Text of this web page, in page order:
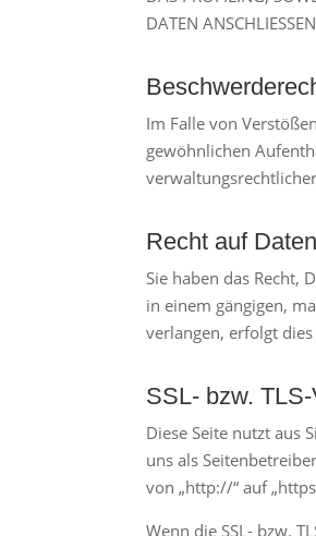
DATEN
Im Falle von
gewöhnlichen
Recht auf
Sie haben das Recht,
in einem gängigen,
verlangen, erfolgt
SSL- bzw.
Diese Seite nutzt aus
uns als
von „http://“ auf
Wenn die SSL- bzw.